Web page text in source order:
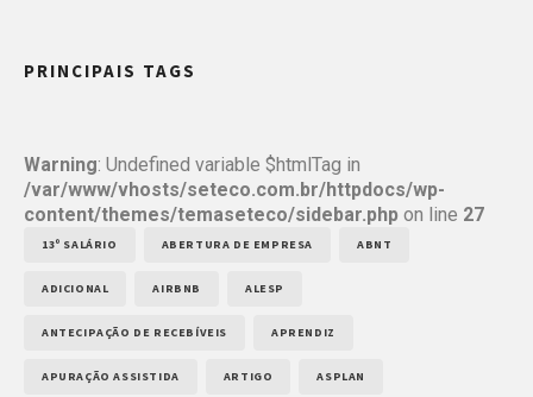
PRINCIPAIS TAGS
Warning: Undefined variable $htmlTag in
/var/www/vhosts/seteco.com.br/httpdocs/wp-
content/themes/temaseteco/sidebar.php on line 27
13º SALÁRIO ABERTURA DE EMPRESA ABNT
ADICIONAL AIRBNB ALESP
ANTECIPAÇÃO DE RECEBÍVEIS APRENDIZ
APURAÇÃO ASSISTIDA ARTIGO ASPLAN